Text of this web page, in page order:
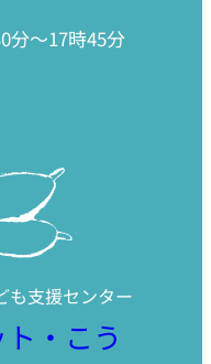
分〜17時45分
支援センター
・こう